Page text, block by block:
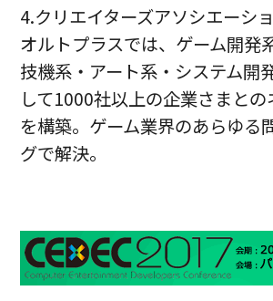
4.クリエイターズアソシエーシ
オルトプラスでは、ゲーム開発
技機系・アート系・システム開
して1000社以上の企業さまとの
を構築。ゲーム業界のあらゆる
グで解決。